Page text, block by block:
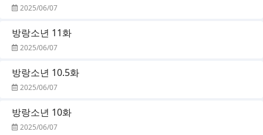
2025/06/07
방랑소년 11화
2025/06/07
방랑소년 10.5화
2025/06/07
방랑소년 10화
2025/06/07